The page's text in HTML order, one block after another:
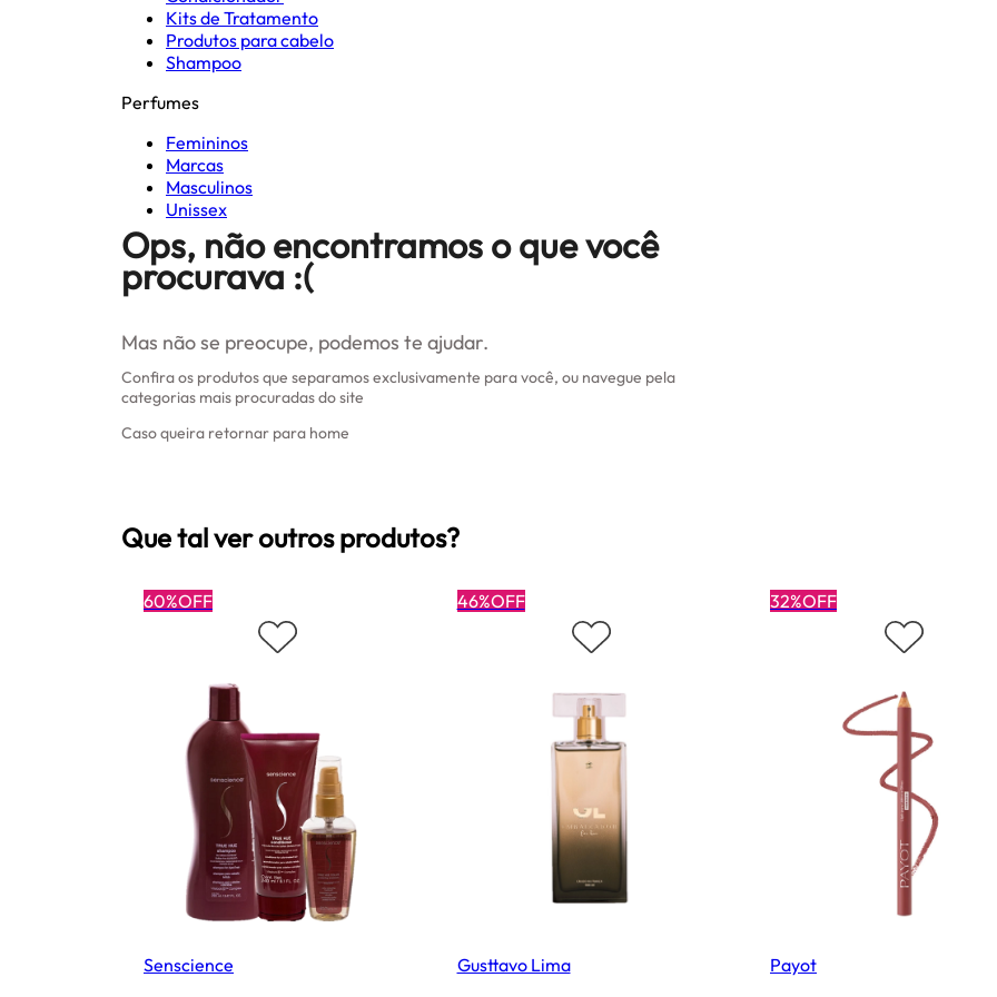
Kits de Tratamento
Produtos para cabelo
Shampoo
Perfumes
Femininos
Marcas
Masculinos
Unissex
Ops, não encontramos o que você
procurava :(
Mas não se preocupe, podemos te ajudar.
Confira os produtos que separamos exclusivamente para você, ou navegue pela
categorias mais procuradas do site
Caso queira retornar para home
Que tal ver outros produtos?
60%OFF
Senscience
46%OFF
Gusttavo Lima
32%OFF
Payot